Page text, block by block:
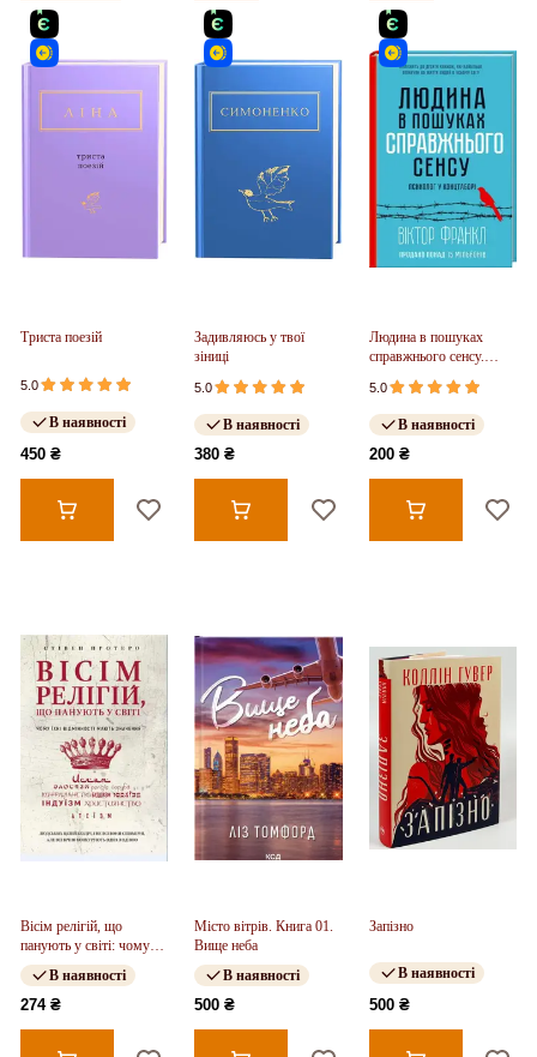
Триста поезій
5.0
В наявності
450 ₴
Задивляюсь у твої
зіниці
5.0
В наявності
380 ₴
Людина в пошуках
справжнього сенсу.
Психолог у концтаборі
5.0
В наявності
200 ₴
Вісім релігій, що
панують у світі: чому
їхні відмінності мають
значенняВ наявності
274 ₴
Місто вітрів. Книга 01.
Вище неба
В наявності
500 ₴
Запізно
В наявності
500 ₴